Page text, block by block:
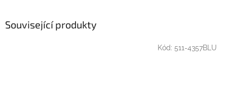
Související produkty
Kód: 511-4357BLU